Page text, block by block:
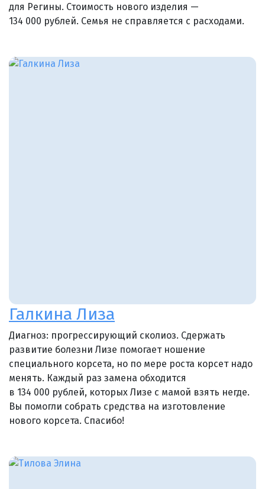
для Регины. Стоимость нового изделия —
134 000 рублей. Семья не справляется с расходами.
Галкина Лиза
Диагноз: прогрессирующий сколиоз. Сдержать
развитие болезни Лизе помогает ношение
специального корсета, но по мере роста корсет надо
менять. Каждый раз замена обходится
в 134 000 рублей, которых Лизе с мамой взять негде.
Вы помогли собрать средства на изготовление
нового корсета. Спасибо!